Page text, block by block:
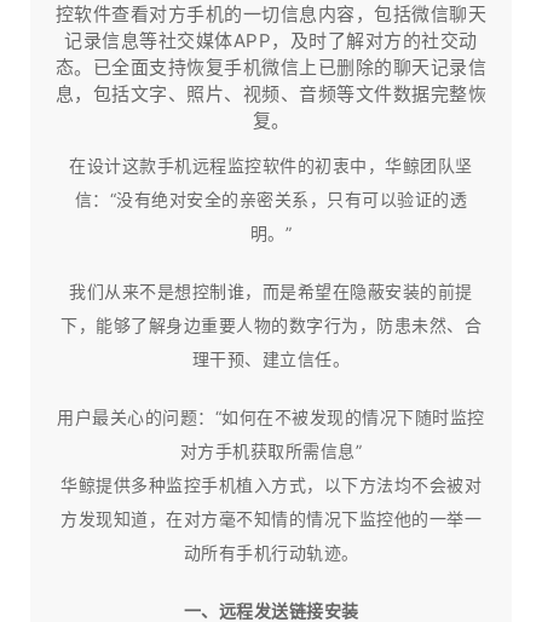
控软件查看对方手机的一切信息内容，包括微信聊天
记录信息等社交媒体APP，及时了解对方的社交动
态。已全面支持恢复手机微信上已删除的聊天记录信
息，包括文字、照片、视频、音频等文件数据完整恢
复。
在设计这款手机远程监控软件的初衷中，华鲸团队坚
信：“没有绝对安全的亲密关系，只有可以验证的透
明。”
我们从来不是想控制谁，而是希望在隐蔽安装的前提
下，能够了解身边重要人物的数字行为，防患未然、合
理干预、建立信任。​
用户最关心的问题：“如何在不被发现的情况下随时监控
对方手机获取所需信息”
华鲸提供多种监控手机植入方式，以下方法均不会被对
方发现知道，在对方毫不知情的情况下监控他的一举一
动所有手机行动轨迹。
一、远程发送链接安装